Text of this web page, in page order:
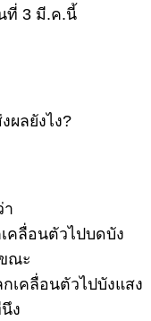
ที่ 3 มี.ค.นี้
ผลยังไง?
า
คลื่อนตัวไปบดบัง
ณะ
เคลื่อนตัวไปบังแสง
ง